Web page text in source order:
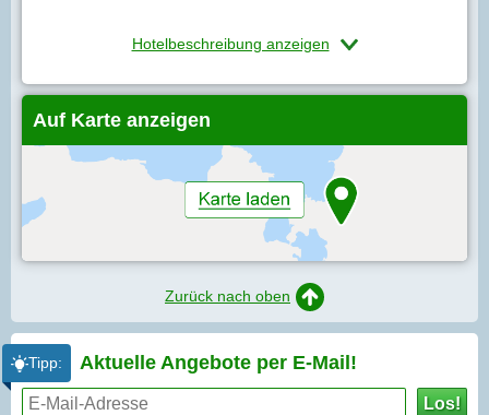
Hotelbeschreibung anzeigen
Auf Karte anzeigen
Zurück nach oben
Tipp: Aktuelle Angebote per E-Mail!
Los!